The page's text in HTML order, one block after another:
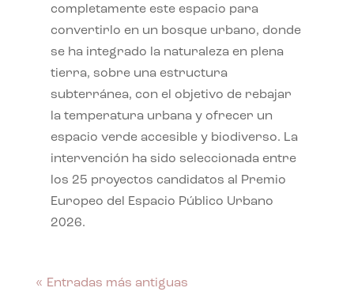
completamente este espacio para
convertirlo en un bosque urbano, donde
se ha integrado la naturaleza en plena
tierra, sobre una estructura
subterránea, con el objetivo de rebajar
la temperatura urbana y ofrecer un
espacio verde accesible y biodiverso. La
intervención ha sido seleccionada entre
los 25 proyectos candidatos al Premio
Europeo del Espacio Público Urbano
2026.
« Entradas más antiguas